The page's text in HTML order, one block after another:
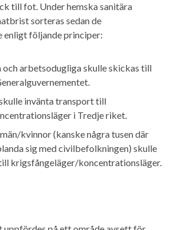
till fot. Under hemska sanitära
sorteras sedan de
enligt följande principer:
och arbetsodugliga skulle skickas till
invänta transport till
i Tredje riket.
kvinnor (kanske några tusen där
sig med civilbefolkningen) skulle
krigsfångeläger/koncentrationsläger.